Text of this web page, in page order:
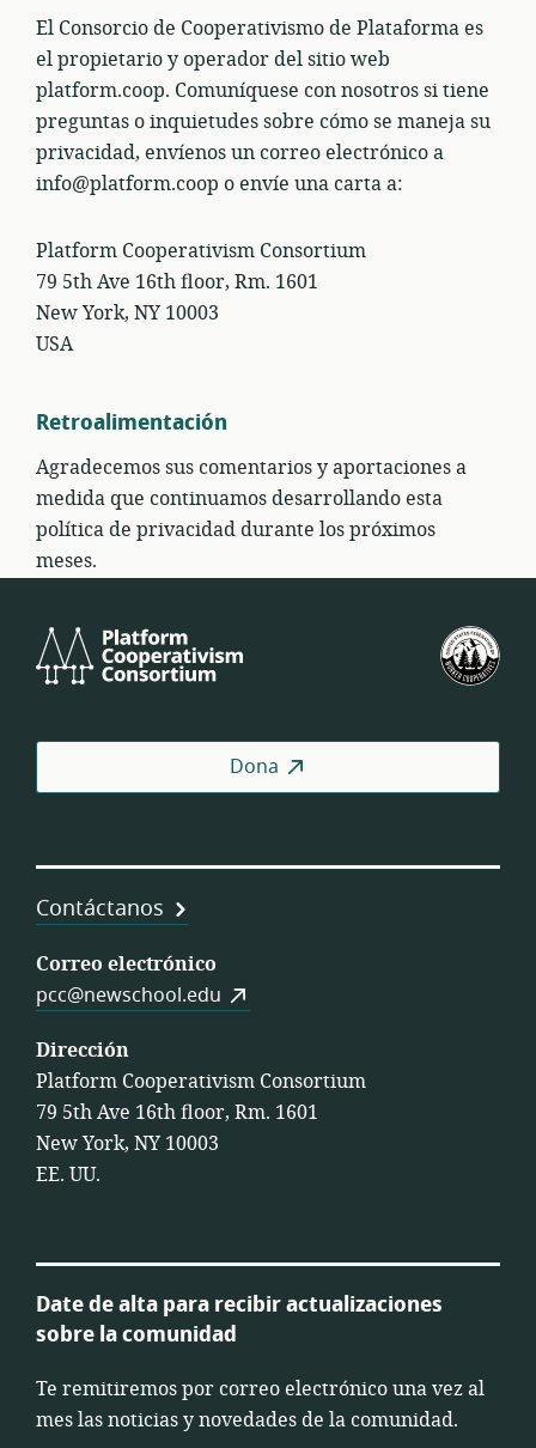
El Consorcio de Cooperativismo de Plataforma es
el propietario y operador del sitio web
platform.coop. Comuníquese con nosotros si tiene
preguntas o inquietudes sobre cómo se maneja su
privacidad, envíenos un correo electrónico a
info@platform.coop o envíe una carta a:
Platform Cooperativism Consortium
79 5th Ave 16th floor, Rm. 1601
New York, NY 10003
USA
Retroalimentación
Agradecemos sus comentarios y aportaciones a
medida que continuamos desarrollando esta
política de privacidad durante los próximos
meses.
Cooperativism
Dona
Contáctanos
Correo electrónico
pcc@newschool.edu
Dirección
Platform Cooperativism Consortium
79 5th Ave 16th floor, Rm. 1601
New York, NY 10003
EE. UU.
Date de alta para recibir actualizaciones
sobre la comunidad
Te remitiremos por correo electrónico una vez al
mes las noticias y novedades de la comunidad.